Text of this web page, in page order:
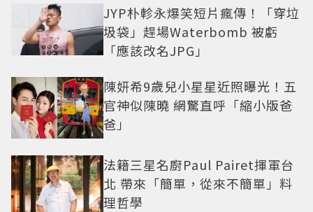
JYP朴軫永爆笑短片瘋傳！「穿垃
圾袋」趕場Waterbomb 被虧
「應該改名JPG」
陳妍希9歲兒小星星近照曝光！五
官神似陳曉 網驚直呼「縮小版爸
爸」
法籍三星名廚Paul Pairet揮軍台
北 帶來「簡單，從來不簡單」料
理哲學